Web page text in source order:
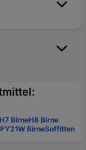
H7 BirneH8 Birne
PY21W BirneSoffitten